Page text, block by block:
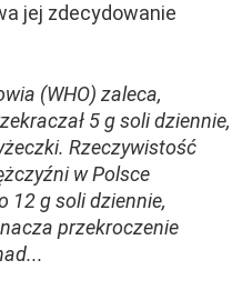
jej zdecydowanie
(WHO) zaleca,
5 g soli dziennie,
Rzeczywistość
w Polsce
12 g soli dziennie,
przekroczenie